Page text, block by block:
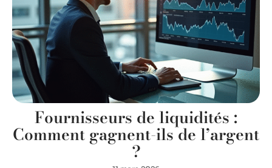
Fournisseurs de liquidités :
Comment gagnent-ils de l’argent
?